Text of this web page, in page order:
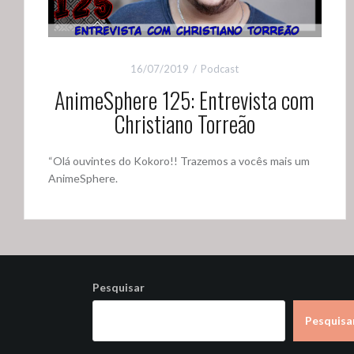
16/07/2019 Podcast
AnimeSphere 125: Entrevista com
Christiano Torreão
“Olá ouvintes do Kokoro!! Trazemos a vocês mais um
AnimeSphere.
Pesquisar